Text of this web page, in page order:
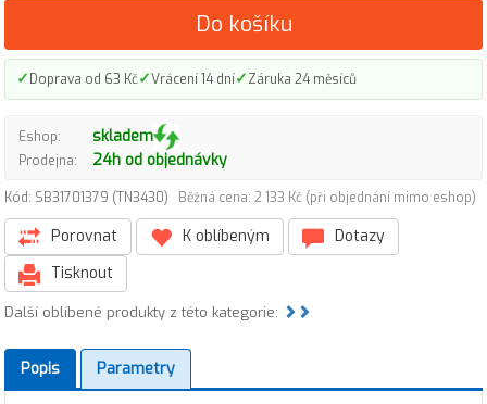
Do košíku
✓Doprava od 63 Kč✓Vrácení 14 dní✓Záruka 24 měsíců
Eshop: skladem
Prodejna: 24h od objednávky
Kód: SB31701379 (TN3430) Běžná cena: 2 133 Kč (při objednání mimo eshop)
Porovnat K oblíbeným
Dotazy
Tisknout
Další oblíbené produkty z této kategorie:
Popis Parametry